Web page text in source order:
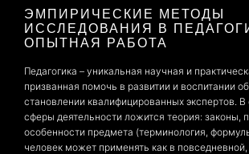
ЭМПИРИЧЕСКИЕ МЕТОДЫ
ИССЛЕДОВАНИЯ В
ОПЫТНАЯ РАБОТА
Педагогика – уникальная научная и
призванная помочь в развитии и воспитании
становлении квалифицированных экспертов.
сферы деятельности ложится теория: законы,
особенности предмета (терминология,
человек может применять как в повседневной,